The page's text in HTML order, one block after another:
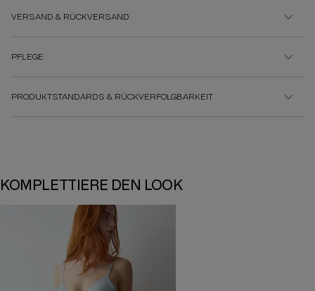
VERSAND & RÜCKVERSAND
PFLEGE
PRODUKTSTANDARDS & RÜCKVERFOLGBARKEIT
KOMPLETTIERE DEN LOOK